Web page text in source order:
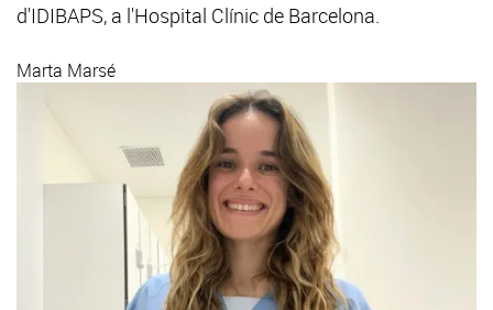
d'IDIBAPS, a l'Hospital Clínic de Barcelona.
Marta Marsé